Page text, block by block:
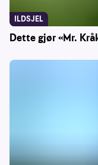
Dette gjør «Mr.
ILDSJEL